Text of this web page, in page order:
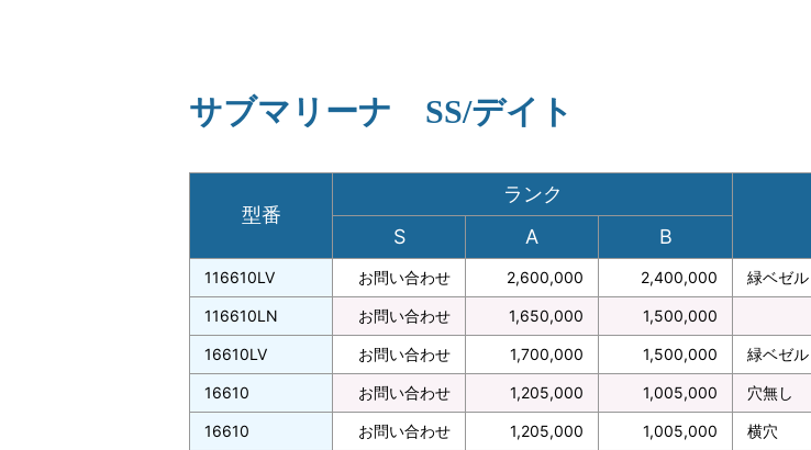
サブマリーナ SS/デイト
型番
ランク
S
A B
116610LV お問い合わせ 2,600,000 2,400,000 緑ベゼル
116610LN お問い合わせ 1,650,000 1,500,000
16610LV お問い合わせ 1,700,000 1,500,000 緑ベゼル
16610 お問い合わせ 1,205,000 1,005,000 穴無し
16610 お問い合わせ 1,205,000 1,005,000 横穴